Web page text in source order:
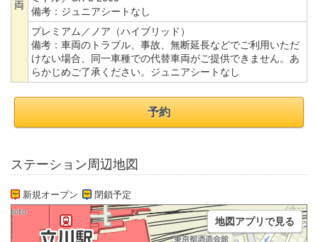
両
備考： ジュニアシートなし
プレミアム／ノア（ハイブリッド）
備考： 車両のトラブル、事故、無断延長などでご利用いただ
けない場合、同一車種での代替車両がご提供できません。あ
らかじめご了承ください。ジュニアシートなし
予約
ステーション周辺地図
新規オープン 閉鎖予定
地図アプリで見る